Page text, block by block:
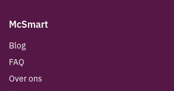
McSmart
Blog
FAQ
Over ons